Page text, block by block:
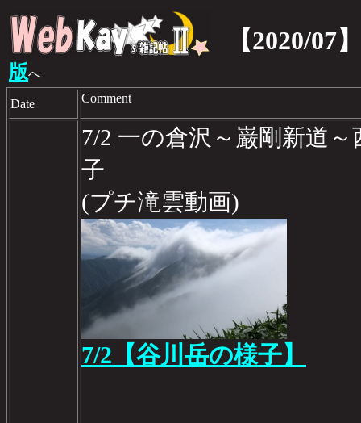
【2020/07
版へ
Date Comment
7/2 一の倉沢～巌剛新道
子
(プチ滝雲動画)
7/2【谷川岳の様子】